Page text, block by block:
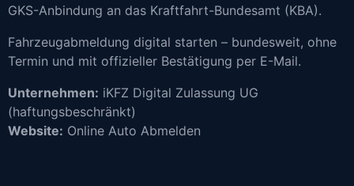
GKS-Anbindung an das Kraftfahrt-Bundesamt (KBA).
Fahrzeugabmeldung digital starten – bundesweit, ohne
Termin und mit offizieller Bestätigung per E-Mail.
Unternehmen: iKFZ Digital Zulassung UG
(haftungsbeschränkt)
Website: Online Auto Abmelden